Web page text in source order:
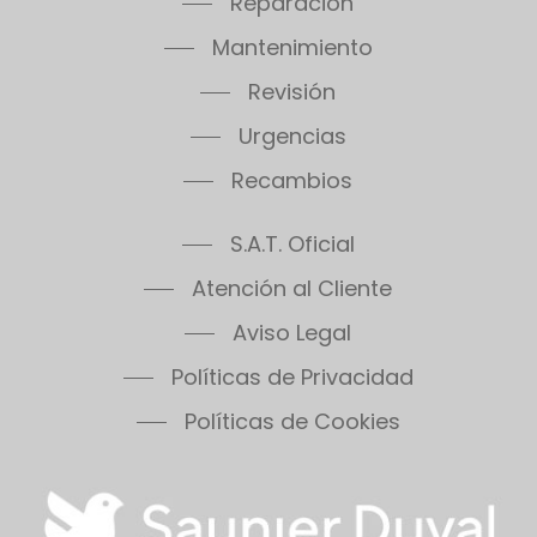
Mantenimiento
Revisión
Urgencias
Recambios
S.A.T. Oficial
Atención al Cliente
Aviso Legal
Políticas de Privacidad
Políticas de Cookies